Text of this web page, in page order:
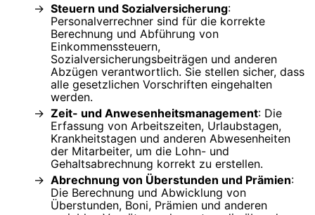
Steuern und Sozialversicherung:
Personalverrechner sind für die korrekte
Berechnung und Abführung von
Einkommenssteuern,
Sozialversicherungsbeiträgen und anderen
Abzügen verantwortlich. Sie stellen sicher, dass
alle gesetzlichen Vorschriften eingehalten
werden.
Zeit- und Anwesenheitsmanagement: Die
Erfassung von Arbeitszeiten, Urlaubstagen,
Krankheitstagen und anderen Abwesenheiten
der Mitarbeiter, um die Lohn- und
Gehaltsabrechnung korrekt zu erstellen.
Abrechnung von Überstunden und Prämien:
Die Berechnung und Abwicklung von
Überstunden, Boni, Prämien und anderen